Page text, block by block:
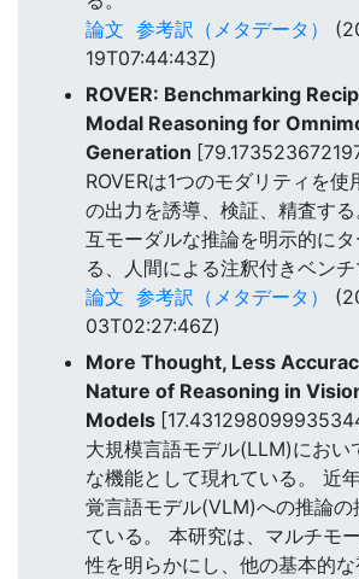
論文 参考訳（メタデータ）
19T07:44:43Z)
ROVER: Benchmarking
Modal Reasoning for
Generation
ROVERは1つのモダリティを使
の出力を誘導、検証、精査する
互モーダルな推論を明示的に
る、人間による注釈付きベンチ
論文 参考訳（メタデータ）
03T02:27:46Z)
More Thought, Less
Nature of Reasoning in
Models
大規模言語モデル(LLM)におい
な機能として現れている。 近
覚言語モデル(VLM)への推論の
ている。 本研究は、マルチモ
性を明らかにし、他の基本的